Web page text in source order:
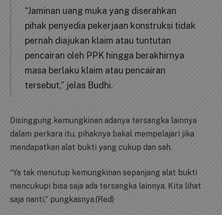
“Jaminan uang muka yang diserahkan
pihak penyedia pekerjaan konstruksi tidak
pernah diajukan klaim atau tuntutan
pencairan oleh PPK hingga berakhirnya
masa berlaku klaim atau pencairan
tersebut,” jelas Budhi.
Disinggung kemungkinan adanya tersangka lainnya
dalam perkara itu, pihaknya bakal mempelajari jika
mendapatkan alat bukti yang cukup dan sah.
“Ya tak menutup kemungkinan sepanjang alat bukti
mencukupi bisa saja ada tersangka lainnya. Kita lihat
saja nanti,” pungkasnya.(Red)